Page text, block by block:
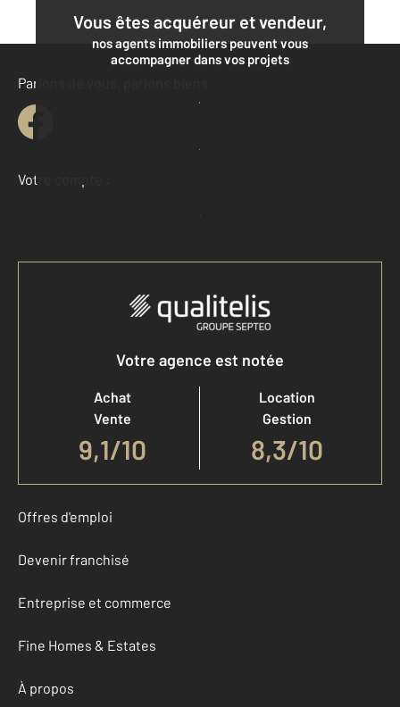
Vous êtes acquéreur et vendeur,
nos agents immobiliers peuvent vous
accompagner dans vos projets
Contacter l'agence
Demander une estimation
Parlons de vous, parlons biens
Votre compte :
Accéder à mon compte
Votre agence est notée
Achat
Vente
9,1/10
Location
Gestion
8,3/10
Offres d'emploi
Devenir franchisé
Entreprise et commerce
Fine Homes & Estates
À propos